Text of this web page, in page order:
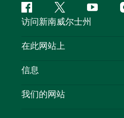
Facebook叽
叽
喳
YouTube
访问新南威尔士州
联系我们
隐私
Cookie 通知
在此网站上
目的地
新南威尔士州公路旅行
信息
旅行信息
我们的网站